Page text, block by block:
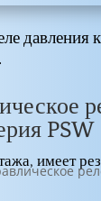
PSW
имеет